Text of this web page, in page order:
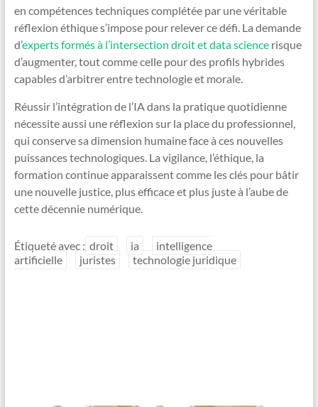
en compétences techniques complétée par une véritable
réflexion éthique s’impose pour relever ce défi. La demande
d’experts formés à l’intersection droit et data sciencerisque
d’augmenter, tout comme celle pour des profils hybrides
capables d’arbitrer entre technologie et morale.
Réussir l’intégration de l’IA dans la pratique quotidienne
nécessite aussi une réflexion sur la place du professionnel,
qui conserve sa dimension humaine face à ces nouvelles
puissances technologiques. La vigilance, l’éthique, la
formation continue apparaissent comme les clés pour bâtir
une nouvelle justice, plus efficace et plus juste à l’aube de
cette décennie numérique.
Étiqueté avec : droit ia
intelligence
artificielle
juristes technologie juridique